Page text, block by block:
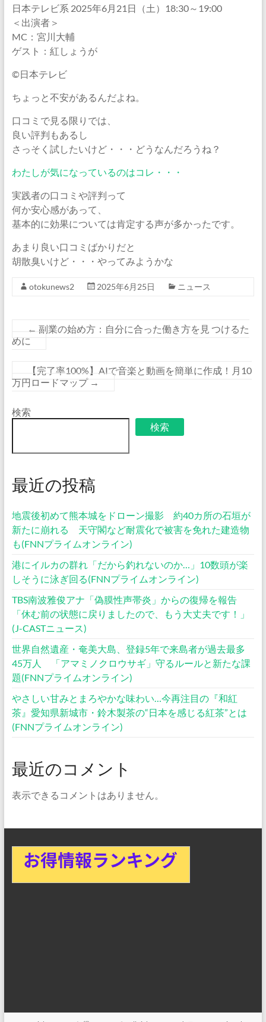
日本テレビ系 2025年6月21日（土）18:30～19:00
＜出演者＞
MC：宮川大輔
ゲスト：紅しょうが
©日本テレビ
ちょっと不安があるんだよね。
口コミで見る限りでは、
良い評判もあるし
さっそく試したいけど・・・どうなんだろうね？
わたしが気になっているのはコレ・・・
実践者の口コミや評判って
何か安心感があって、
基本的に効果については肯定する声が多かったです。
あまり良い口コミばかりだと
胡散臭いけど・・・やってみようかな
otokunews2 2025年6月25日 ニュース
← 副業の始め方：自分に合った働き方を見 つけるた
めに
【完了率100%】AIで音楽と動画を簡単に作成！月10
万円ロードマップ →
検索
検索
最近の投稿
地震後初めて熊本城をドローン撮影 約40カ所の石垣が
新たに崩れる 天守閣など耐震化で被害を免れた建造物
も(FNNプライムオンライン)
港にイルカの群れ「だから釣れないのか…」10数頭が楽
しそうに泳ぎ回る(FNNプライムオンライン)
TBS南波雅俊アナ「偽膜性声帯炎」からの復帰を報告
「休む前の状態に戻りましたので、もう大丈夫です！」
(J-CASTニュース)
世界自然遺産・奄美大島、登録5年で来島者が過去最多
45万人 「アマミノクロウサギ」守るルールと新たな課
題(FNNプライムオンライン)
やさしい甘みとまろやかな味わい…今再注目の『和紅
茶』愛知県新城市・鈴木製茶の“日本を感じる紅茶”とは
(FNNプライムオンライン)
最近のコメント
表示できるコメントはありません。